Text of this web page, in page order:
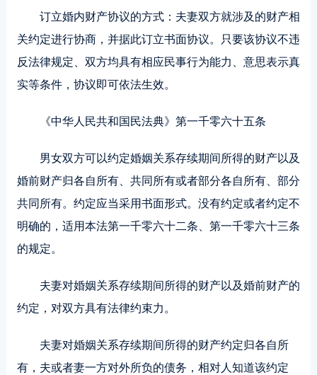
订立婚内财产协议的方式：夫妻双方就涉及的财产相
关约定进行协商，并据此订立书面协议。只要该协议不违
反法律规定、双方均具有相应民事行为能力、意思表示真
实等条件，协议即可依法生效。
《中华人民共和国民法典》第一千零六十五条
男女双方可以约定婚姻关系存续期间所得的财产以及
婚前财产归各自所有、共同所有或者部分各自所有、部分
共同所有。约定应当采用书面形式。没有约定或者约定不
明确的，适用本法第一千零六十二条、第一千零六十三条
的规定。
夫妻对婚姻关系存续期间所得的财产以及婚前财产的
约定，对双方具有法律约束力。
夫妻对婚姻关系存续期间所得的财产约定归各自所
有，夫或者妻一方对外所负的债务，相对人知道该约定